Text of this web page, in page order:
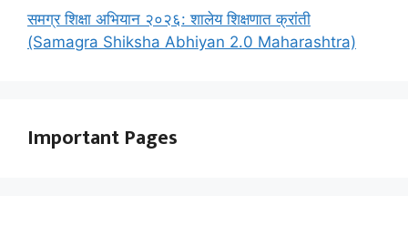
समग्र शिक्षा अभियान २०२६: शालेय शिक्षणात क्रांती
(Samagra Shiksha Abhiyan 2.0 Maharashtra)
Important Pages